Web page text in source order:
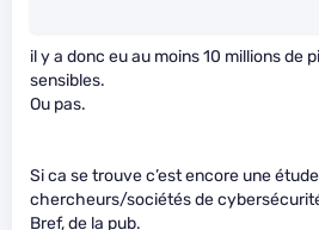
il y a donc eu au moins 10 millions de
sensibles.
Ou pas.
Si ca se trouve c’est encore une
chercheurs/sociétés de
Bref, de la pub.